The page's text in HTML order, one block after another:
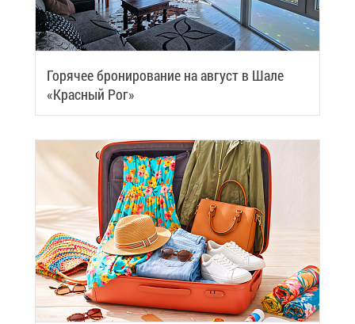
Го­ря­чее бро­ни­ро­ва­ние на ав­густ в Ша­ле
«Крас­ный Рог»